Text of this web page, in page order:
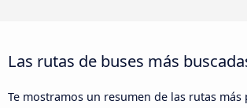
Las rutas de buses más
Te mostramos un resumen de las rutas más